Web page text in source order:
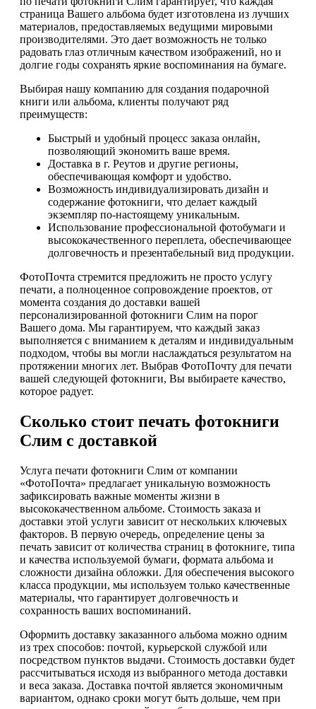
страница Вашего альбома будет изготовлена из лучших
материалов, предоставляемых ведущими мировыми
производителями. Это дает возможность не только
радовать глаз отличным качеством изображений, но и
долгие годы сохранять яркие воспоминания на бумаге.
Выбирая нашу компанию для создания подарочной
книги или альбома, клиенты получают ряд
преимуществ:
Быстрый и удобный процесс заказа онлайн,
позволяющий экономить ваше время.
Доставка в г. Реутов и другие регионы,
обеспечивающая комфорт и удобство.
Возможность индивидуализировать дизайн и
содержание фотокниги, что делает каждый
экземпляр по-настоящему уникальным.
Использование профессиональной фотобумаги и
высококачественного переплета, обеспечивающее
долговечность и презентабельный вид продукции.
ФотоПочта стремится предложить не просто услугу
печати, а полноценное сопровождение проектов, от
момента создания до доставки вашей
персонализированной фотокниги Слим на порог
Вашего дома. Мы гарантируем, что каждый заказ
выполняется с вниманием к деталям и индивидуальным
подходом, чтобы вы могли наслаждаться результатом на
протяжении многих лет. Выбрав ФотоПочту для печати
вашей следующей фотокниги, Вы выбираете качество,
которое радует.
Сколько стоит печать фотокниги
Слим с доставкой
Услуга печати фотокниги Слим от компании
«ФотоПочта» предлагает уникальную возможность
зафиксировать важные моменты жизни в
высококачественном альбоме. Стоимость заказа и
доставки этой услуги зависит от нескольких ключевых
факторов. В первую очередь, определение цены за
печать зависит от количества страниц в фотокниге, типа
и качества используемой бумаги, формата альбома и
сложности дизайна обложки. Для обеспечения высокого
класса продукции, мы используем только качественные
материалы, что гарантирует долговечность и
сохранность ваших воспоминаний.
Оформить доставку заказанного альбома можно одним
из трех способов: почтой, курьерской службой или
посредством пунктов выдачи. Стоимость доставки будет
рассчитываться исходя из выбранного метода доставки
и веса заказа. Доставка почтой является экономичным
вариантом, однако сроки могут быть дольше, чем при